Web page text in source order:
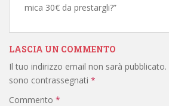
mica 30€ da prestargli?”
LASCIA UN COMMENTO
Il tuo indirizzo email non sarà pubblicato.
sono contrassegnati *
Commento *